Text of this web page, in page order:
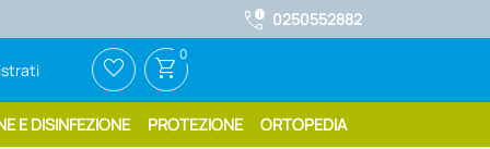
call_quality 0250552882
favorite_border shopping_cart 0
E DISINFEZIONE PROTEZIONE ORTOPEDIA